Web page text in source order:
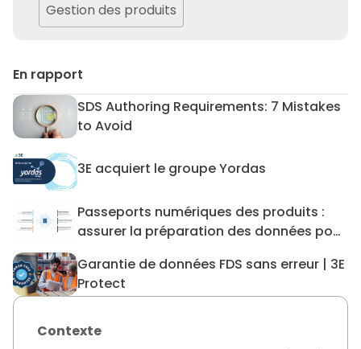
Gestion des produits
En rapport
SDS Authoring Requirements: 7 Mistakes
to Avoid
3E acquiert le groupe Yordas3E acquiert le groupe Yordas
Passeports numériques des produits :
assurer la préparation des données pour
Passeports numériques
Garantie de données FDS sans erreur | 3E
Protect
Contexte